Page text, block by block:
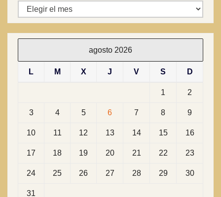
Archivos
agosto 2026
L M X J V S D
1 2
3 4 5 6 7 8 9
10 11 12 13 14 15 16
17 18 19 20 21 22 23
24 25 26 27 28 29 30
31